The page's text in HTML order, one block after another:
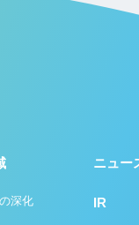
深化
ニュー
IR